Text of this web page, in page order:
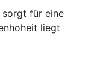
sorgt für eine
liegt